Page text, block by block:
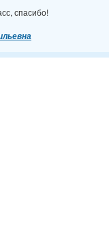
спасибо!